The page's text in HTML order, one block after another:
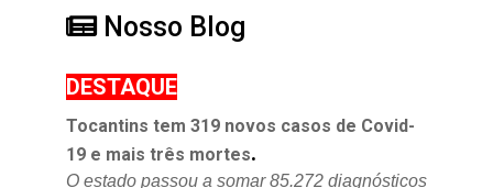
Nosso Blog
DESTAQUE
Tocantins tem 319 novos casos de Covid-
19 e mais três mortes.
O estado passou a somar 85.272 diagnósticos